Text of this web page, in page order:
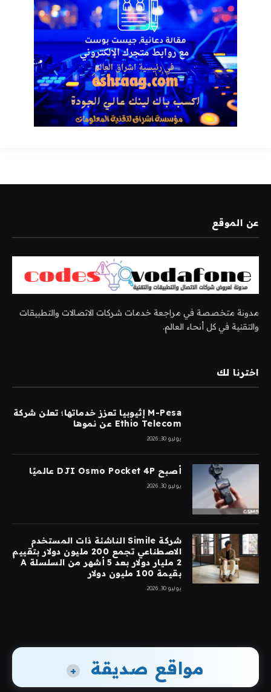
عن الموقع
مدونة متخصصة في مراجعة خدمات شركات الاتصالات والتطبيقات
والتقنية في كل أنحاء العالم.
اخترنا لك
M-Pesa إثيوبيا تعزز خدماتها؛ تعلن شركة
Ethio Telecom عن نموها
يوليو 30, 2026
أصبح DJI Osmo Pocket 4P عالميًا
يوليو 30, 2026
شركة Simile الناشئة ذات المستخدم
الاصطناعي تجمع 200 مليون دولار بتقييم
2 مليار دولار بعد 5 أشهر من السلسلة A
بقيمة 100 مليون دولار
يوليو 30, 2026
مواقع صديقة +